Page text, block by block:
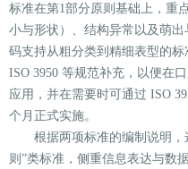
标准在第1部分原则基础上，重
小与形状）、结构异常以及萌
码支持从粗分类到精细表型的
ISO 3950 等规范补充，以便在
应用，并在需要时可通过 ISO
个月正式实施。
根据两项标准的编制说明，
则”类标准，侧重信息表达与数